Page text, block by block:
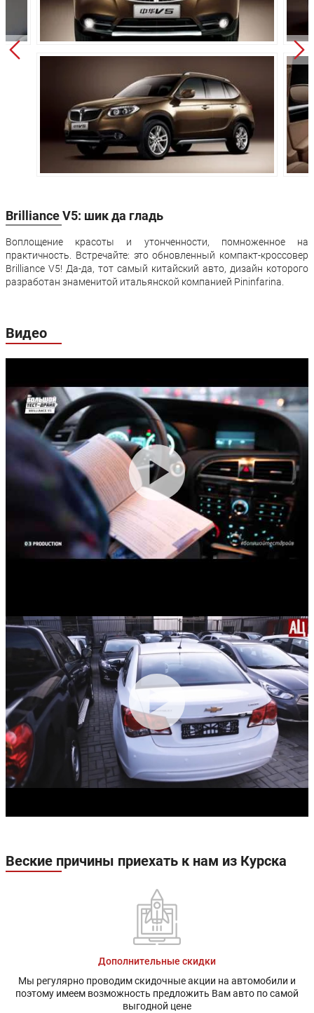
175 мм
Механическая
передний передний
Независимая,
пружинная,
Независимая,
пружинная,
Задняя подвеска:
пружинная
(балка)
Передние
тормоза:
Дисковые Дисковые
Задние тормоза: Дисковые Дисковые
Гарантия:
Brilliance V5: шик да гладь
Воплощение красоты и утонченности, помноженное на
практичность. Встречайте: это обновленный компакт-кроссовер
Brilliance V5! Да-да, тот самый китайский авто, дизайн которого
разработан знаменитой итальянской компанией Pininfarina.
Видео
Веские причины приехать к нам из Курска
Дополнительные скидки
Мы регулярно проводим скидочные акции на автомобили и
поэтому имеем возможность предложить Вам авто по самой
выгодной цене